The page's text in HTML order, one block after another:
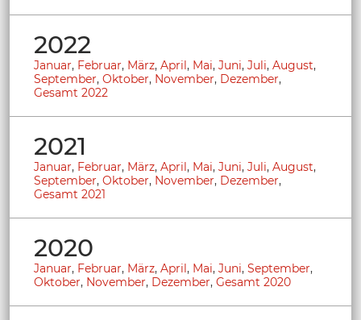
2022
Januar, Februar, März, April, Mai, Juni, Juli, August,
September, Oktober, November, Dezember,
Gesamt 2022
2021
Januar, Februar, März, April, Mai, Juni, Juli, August,
September, Oktober, November, Dezember,
Gesamt 2021
2020
Januar, Februar, März, April, Mai, Juni, September,
Oktober, November, Dezember, Gesamt 2020